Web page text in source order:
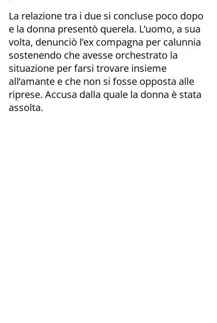
La relazione tra i due si concluse poco dopo
e la donna presentò querela. L’uomo, a sua
volta, denunciò l’ex compagna per calunnia
sostenendo che avesse orchestrato la
situazione per farsi trovare insieme
all’amante e che non si fosse opposta alle
riprese. Accusa dalla quale la donna è stata
assolta.